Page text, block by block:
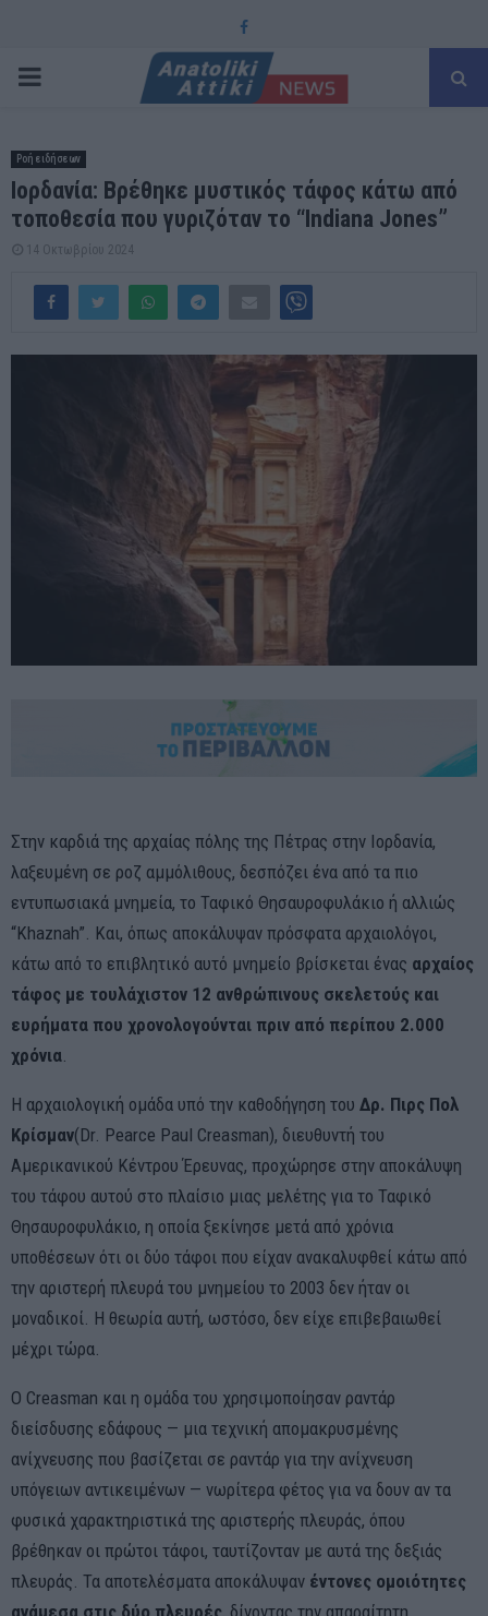
Facebook
PRIMARY
Ροή ειδήσεων
Ιορδανία: Βρέθηκε μυστικός τάφος κάτω από
τοποθεσία που γυριζόταν το “Indiana Jones”
14 Οκτωβρίου 2024
Στην καρδιά της αρχαίας πόλης της Πέτρας στην Ιορδανία,
λαξευμένη σε ροζ αμμόλιθους, δεσπόζει ένα από τα πιο
εντυπωσιακά μνημεία, το Ταφικό Θησαυροφυλάκιο ή αλλιώς
“Khaznah”. Και, όπως αποκάλυψαν πρόσφατα αρχαιολόγοι,
κάτω από το επιβλητικό αυτό μνημείο βρίσκεται ένας αρχαίος
τάφος με τουλάχιστον 12 ανθρώπινους σκελετούς και
ευρήματα που χρονολογούνται πριν από περίπου 2.000
χρόνια.
Η αρχαιολογική ομάδα υπό την καθοδήγηση του Δρ. Πιρς Πολ
Κρίσμαν(Dr. Pearce Paul Creasman), διευθυντή του
Αμερικανικού Κέντρου Έρευνας, προχώρησε στην αποκάλυψη
του τάφου αυτού στο πλαίσιο μιας μελέτης για το Ταφικό
Θησαυροφυλάκιο, η οποία ξεκίνησε μετά από χρόνια
υποθέσεων ότι οι δύο τάφοι που είχαν ανακαλυφθεί κάτω από
την αριστερή πλευρά του μνημείου το 2003 δεν ήταν οι
μοναδικοί. Η θεωρία αυτή, ωστόσο, δεν είχε επιβεβαιωθεί
μέχρι τώρα.
Ο Creasman και η ομάδα του χρησιμοποίησαν ραντάρ
διείσδυσης εδάφους — μια τεχνική απομακρυσμένης
ανίχνευσης που βασίζεται σε ραντάρ για την ανίχνευση
υπόγειων αντικειμένων — νωρίτερα φέτος για να δουν αν τα
φυσικά χαρακτηριστικά της αριστερής πλευράς, όπου
βρέθηκαν οι πρώτοι τάφοι, ταυτίζονταν με αυτά της δεξιάς
πλευράς. Τα αποτελέσματα αποκάλυψαν έντονες ομοιότητες